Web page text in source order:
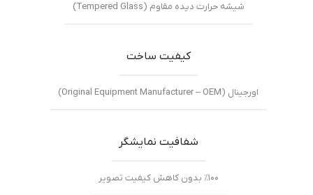
شیشه حرارت دیده مقاوم (Tempered Glass)
کیفیت ساخت
اورجینال (Original Equipment Manufacturer – OEM)
شفافیت نمایشگر
٪۱۰۰ بدون کاهش کیفیت تصویر